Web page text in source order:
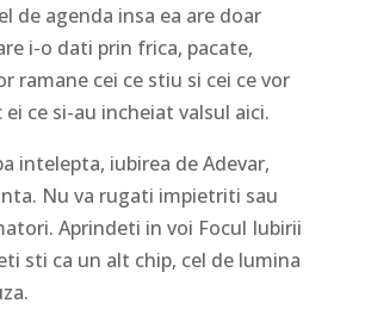
de agenda insa ea are doar
i-o dati prin frica, pacate,
ramane cei ce stiu si cei ce vor
ce si-au incheiat valsul aici.
intelepta, iubirea de Adevar,
Nu va rugati impietriti sau
Aprindeti in voi Focul Iubirii
sti ca un alt chip, cel de lumina